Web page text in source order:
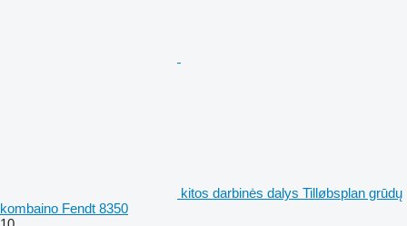
kitos darbinės dalys Tilløbsplan grūdų
kombaino Fendt 8350